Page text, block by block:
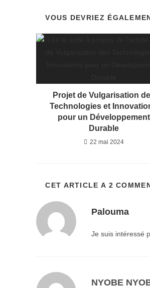
VOUS DEVRIEZ
Projet de Vulgarisation
Technologies et
pour un Développement
Durable
22 mai 2024
CET ARTICLE A 2
Palouma
Je suis intéressé
NYOBE